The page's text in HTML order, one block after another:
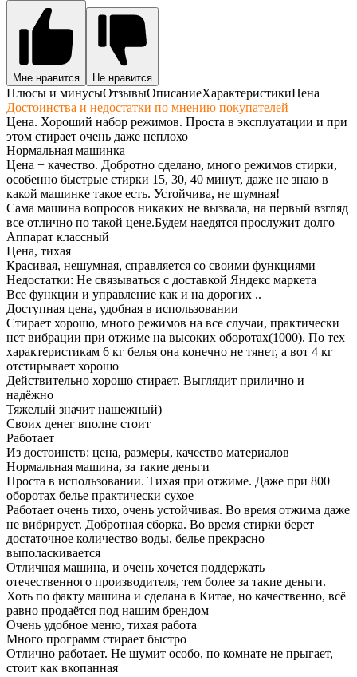
Мне нравится Не нравится
Плюсы и минусыОтзывыОписаниеХарактеристикиЦена
Достоинства и недостатки по мнению покупателей
Цена. Хороший набор режимов. Проста в эксплуатации и при
этом стирает очень даже неплохо
Нормальная машинка
Цена + качество. Добротно сделано, много режимов стирки,
особенно быстрые стирки 15, 30, 40 минут, даже не знаю в
какой машинке такое есть. Устойчива, не шумная!
Сама машина вопросов никаких не вызвала, на первый взгляд
все отлично по такой цене.Будем наедятся прослужит долго
Аппарат классный
Цена, тихая
Красивая, нешумная, справляется со своими функциями
Недостатки: Не связываться с доставкой Яндекс маркета
Все функции и управление как и на дорогих ..
Доступная цена, удобная в использовании
Стирает хорошо, много режимов на все случаи, практически
нет вибрации при отжиме на высоких оборотах(1000). По тех
характеристикам 6 кг белья она конечно не тянет, а вот 4 кг
отстирывает хорошо
Действительно хорошо стирает. Выглядит прилично и
надёжно
Тяжелый значит нашежный)
Своих денег вполне стоит
Работает
Из достоинств: цена, размеры, качество материалов
Нормальная машина, за такие деньги
Проста в использовании. Тихая при отжиме. Даже при 800
оборотах белье практически сухое
Работает очень тихо, очень устойчивая. Во время отжима даже
не вибрирует. Добротная сборка. Во время стирки берет
достаточное количество воды, белье прекрасно
выполаскивается
Отличная машина, и очень хочется поддержать
отечественного производителя, тем более за такие деньги.
Хоть по факту машина и сделана в Китае, но качественно, всё
равно продаётся под нашим брендом
Очень удобное меню, тихая работа
Много программ стирает быстро
Отлично работает. Не шумит особо, по комнате не прыгает,
стоит как вкопанная